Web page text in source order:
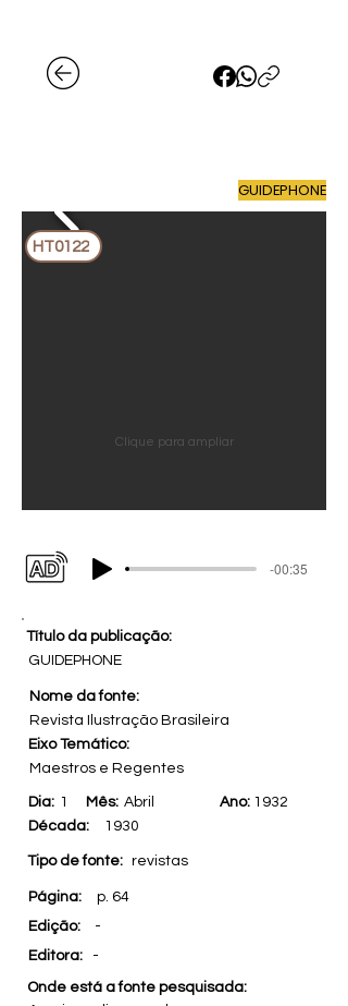
GUIDEPHONE
HT0122
Clique para ampliar
-00:35
Título da publicação:
GUIDEPHONE
Nome da fonte:
Revista Ilustração Brasileira
Eixo Temático:
Maestros e Regentes
Dia: 1 Mês:Abril Ano:1932
Década:
1930
Tipo de fonte: revistas
Página:
p. 64
Edição:
-
Editora:
-
Onde está a fonte pesquisada: